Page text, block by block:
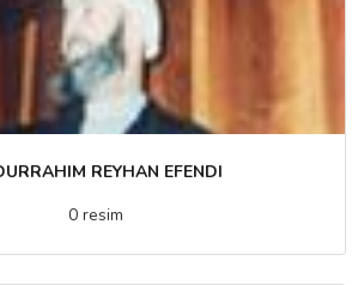
REYHAN EFENDI
0 resim